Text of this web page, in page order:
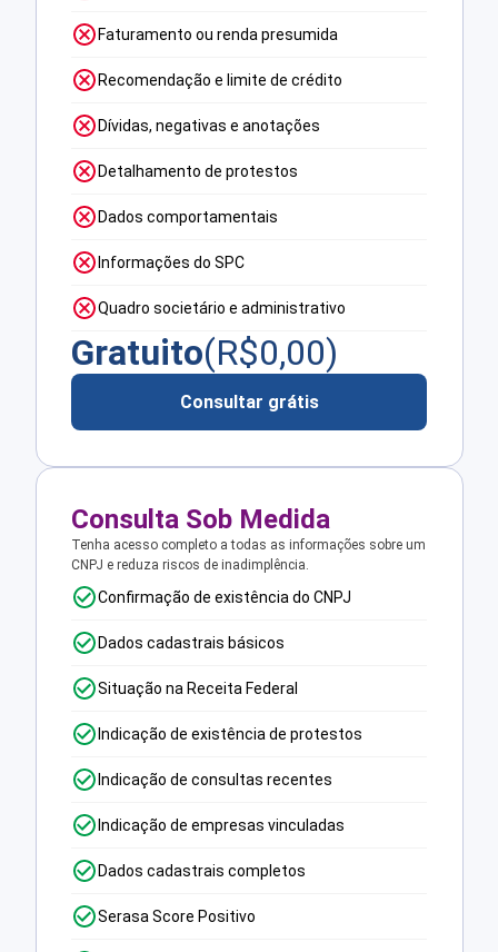
Faturamento ou renda presumida
Recomendação e limite de crédito
Dívidas, negativas e anotações
Detalhamento de protestos
Dados comportamentais
Informações do SPC
Quadro societário e administrativo
Gratuito(R$0,00)
Consultar grátis
Consulta Sob Medida
Tenha acesso completo a todas as informações sobre um
CNPJ e reduza riscos de inadimplência.
Confirmação de existência do CNPJ
Dados cadastrais básicos
Situação na Receita Federal
Indicação de existência de protestos
Indicação de consultas recentes
Indicação de empresas vinculadas
Dados cadastrais completos
Serasa Score Positivo